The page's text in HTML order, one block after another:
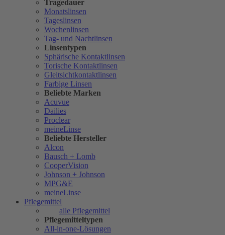
Tragedauer
Monatslinsen
Tageslinsen
Wochenlinsen
Tag- und Nachtlinsen
Linsentypen
Sphärische Kontaktlinsen
Torische Kontaktlinsen
Gleitsichtkontaktlinsen
Farbige Linsen
Beliebte Marken
Acuvue
Dailies
Proclear
meineLinse
Beliebte Hersteller
Alcon
Bausch + Lomb
CooperVision
Johnson + Johnson
MPG&E
meineLinse
Pflegemittel
alle Pflegemittel
Pflegemitteltypen
All-in-one-Lösungen